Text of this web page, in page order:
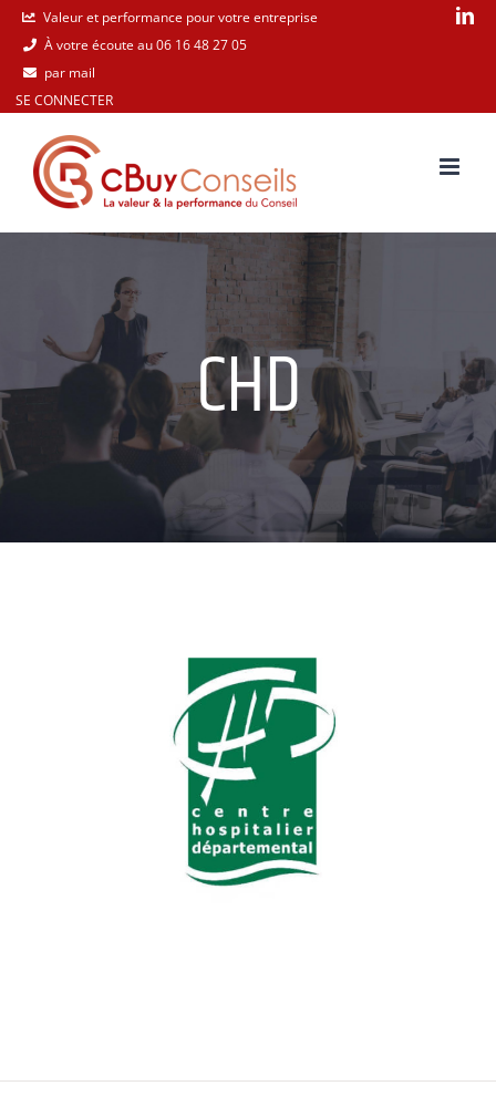
Passer
contenu
Valeur et performance pour votre entreprise
À votre écoute au 06 16 48 27 05
par mail
SE CONNECTER
CHD